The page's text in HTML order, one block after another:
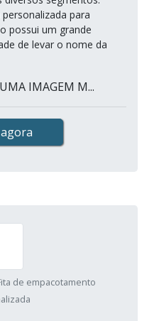
para
possui um grande
de levar o nome da
IMAGEM M...
de empacotamento